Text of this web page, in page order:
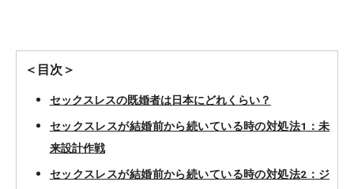
＜目次＞
セックスレスの既婚者は日本にどれくらい？
セックスレスが結婚前から続いている時の対処法1：未
来設計作戦
セックスレスが結婚前から続いている時の対処法2：ジ